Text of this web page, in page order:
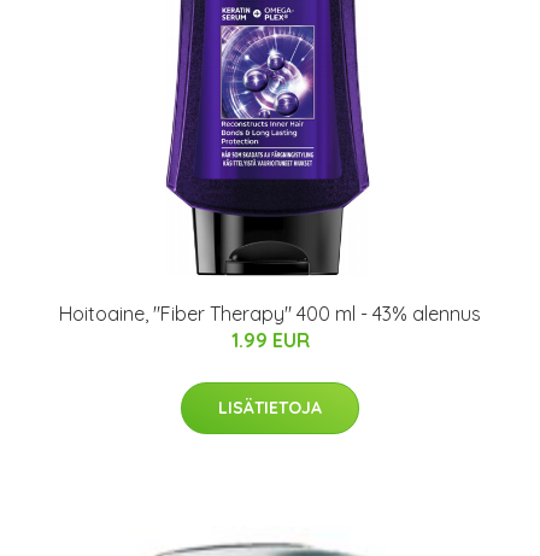
Hoitoaine, "Fiber Therapy" 400 ml - 43% alennus
1.99 EUR
LISÄTIETOJA